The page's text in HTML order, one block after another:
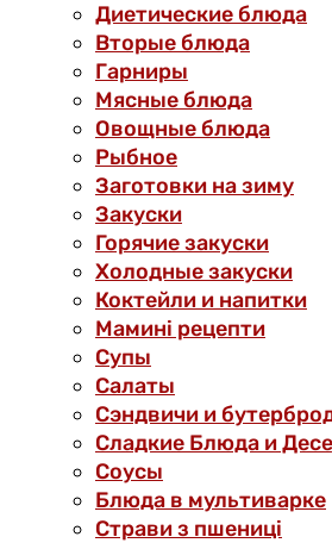
Диетические блюда
Вторые блюда
Гарниры
Мясные блюда
Овощные блюда
Рыбное
Заготовки на зиму
Закуски
Горячие закуски
Холодные закуски
Коктейли и напитки
Мамині рецепти
Супы
Салаты
Сэндвичи и
Сладкие Блюда и
Соусы
Блюда в мультиварке
Страви з пшениці